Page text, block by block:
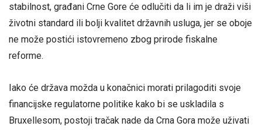
stabilnost, građani Crne Gore će odlučiti da li im je draži viši
životni standard ili bolji kvalitet državnih usluga, jer se oboje
ne može postići istovremeno zbog prirode fiskalne
reforme.
Iako će država možda u konačnici morati prilagoditi svoje
financijske regulatorne politike kako bi se uskladila s
Bruxellesom, postoji tračak nade da Crna Gora može uživati